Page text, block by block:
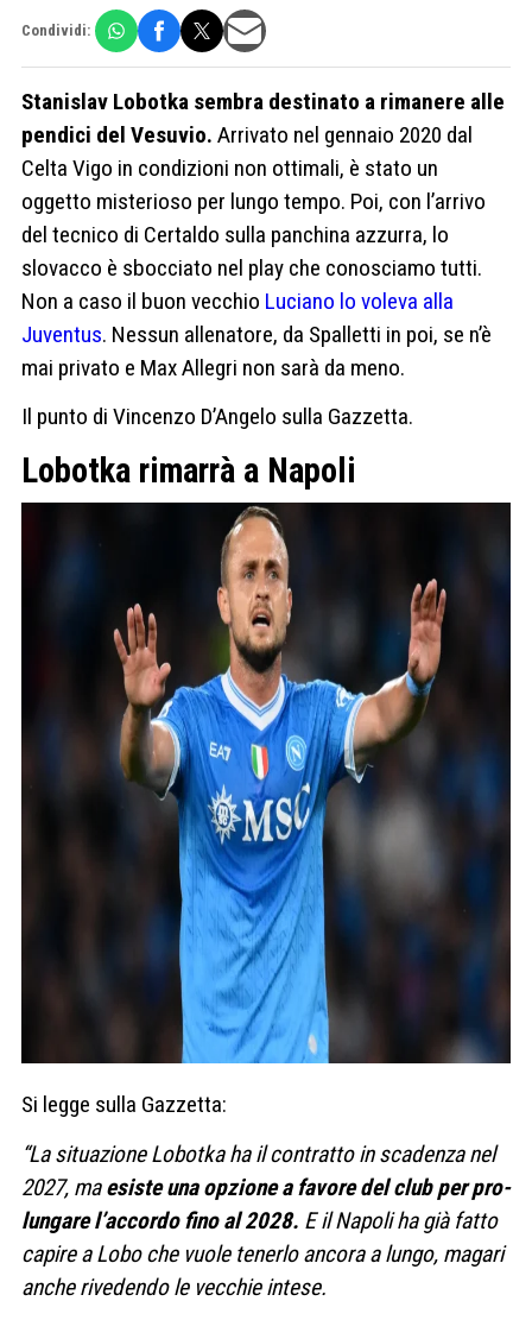
Condividi:
Stanislav Lobotka sembra destinato a rimanere alle
pendici del Vesuvio. Arrivato nel gennaio 2020 dal
Celta Vigo in condizioni non ottimali, è stato un
oggetto misterioso per lungo tempo. Poi, con l’arrivo
del tecnico di Certaldo sulla panchina azzurra, lo
slovacco è sbocciato nel play che conosciamo tutti.
Non a caso il buon vecchio Luciano lo voleva alla
Juventus. Nessun allenatore, da Spalletti in poi, se n’è
mai privato e Max Allegri non sarà da meno.
Il punto di Vincenzo D’Angelo sulla Gazzetta.
Lobotka rimarrà a Napoli
Si legge sulla Gazzetta:
“La situa­zione Lobo­tka ha il con­tratto in sca­denza nel
2027, maesi­ste una opzione a favore del club per pro­
lun­gare l’accordo fino al 2028. E il Napoli ha già fatto
capire a Lobo che vuole tenerlo ancora a lungo, magari
anche rive­dendo le vec­chie intese.